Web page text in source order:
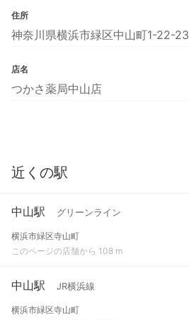
住所
神奈川県横浜市緑区中山町1-22-23
店名
つかさ薬局中山店
近くの駅
中山駅 グリーンライン
横浜市緑区寺山町
このページの店舗から 108 m
中山駅 JR横浜線
横浜市緑区寺山町